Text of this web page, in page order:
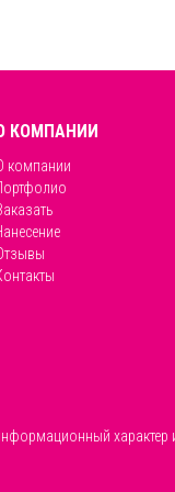
КОМПАНИИ
компании